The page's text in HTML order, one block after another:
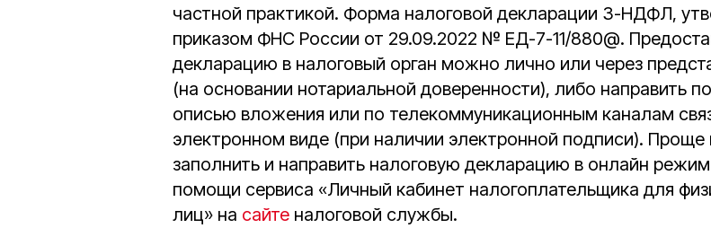
частной практикой. Форма налоговой декларации 3-НДФЛ,
приказом ФНС России от 29.09.2022 № ЕД-7-11/880@.
декларацию в налоговый орган можно лично или через
(на основании нотариальной доверенности), либо направить
описью вложения или по телекоммуникационным каналам
электронном виде (при наличии электронной подписи). Проще
заполнить и направить налоговую декларацию в онлайн
помощи сервиса «Личный кабинет налогоплательщика для
лиц» на сайте налоговой службы.